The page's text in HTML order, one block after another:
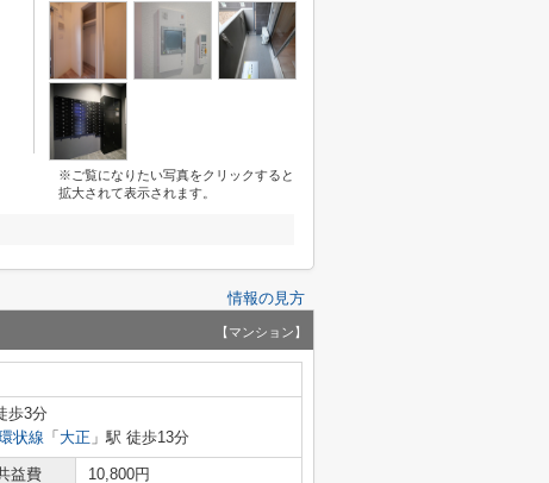
※ご覧になりたい写真をクリックすると
拡大されて表示されます。
情報の見方
【マンション】
歩3分
状線 「 大正 」駅 徒歩13分
益費
10,800円